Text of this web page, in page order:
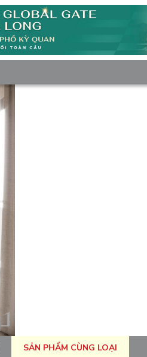
SẢN PHẨM CÙNG LOẠI